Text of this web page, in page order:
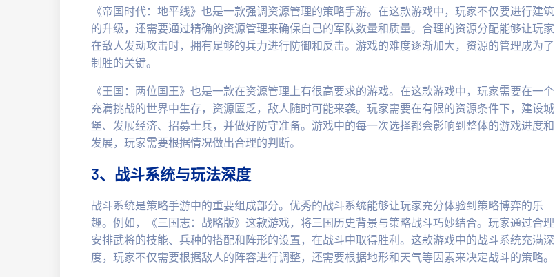
《帝国时代：地平线》也是一款强调资源管理的策略手游。在这款游戏中，玩家不仅要进行建筑
的升级，还需要通过精确的资源管理来确保自己的军队数量和质量。合理的资源分配能够让玩家
在敌人发动攻击时，拥有足够的兵力进行防御和反击。游戏的难度逐渐加大，资源的管理成为了
制胜的关键。
《王国：两位国王》也是一款在资源管理上有很高要求的游戏。在这款游戏中，玩家需要在一个
充满挑战的世界中生存，资源匮乏，敌人随时可能来袭。玩家需要在有限的资源条件下，建设城
堡、发展经济、招募士兵，并做好防守准备。游戏中的每一次选择都会影响到整体的游戏进度和
发展，玩家需要根据情况做出合理的判断。
3、战斗系统与玩法深度
战斗系统是策略手游中的重要组成部分。优秀的战斗系统能够让玩家充分体验到策略博弈的乐
趣。例如，《三国志：战略版》这款游戏，将三国历史背景与策略战斗巧妙结合。玩家通过合理
安排武将的技能、兵种的搭配和阵形的设置，在战斗中取得胜利。这款游戏中的战斗系统充满深
度，玩家不仅需要根据敌人的阵容进行调整，还需要根据地形和天气等因素来决定战斗的策略。